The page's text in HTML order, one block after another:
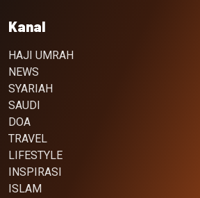
Kanal
HAJI UMRAH
NEWS
SYARIAH
SAUDI
DOA
TRAVEL
LIFESTYLE
INSPIRASI
ISLAM